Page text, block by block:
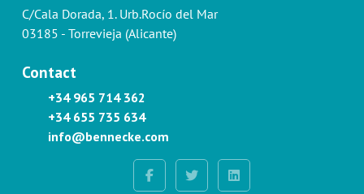
C/Cala Dorada, 1. Urb.Rocío del Mar
03185 - Torrevieja (Alicante)
Contact
+34 965 714 362
+34 655 735 634
info@bennecke.com